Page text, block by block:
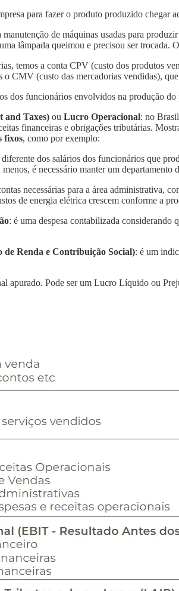
para fazer o produto produzido chegar
manutenção de máquinas usadas para
lâmpada queimou e precisou ser
temos a conta CPV (custo dos produtos
o CMV (custo das mercadorias vendidas),
dos funcionários envolvidos na produção
and Taxes) ou Lucro Operacional: no
financeiras e obrigações tributárias.
fixos, como por exemplo:
diferente dos salários dos funcionários que
é necessário manter um
necessárias para a área administrativa,
de energia elétrica crescem conforme a
: é uma despesa contabilizada considerando
Renda e Contribuição Social): é um
apurado. Pode ser um Lucro Líquido ou